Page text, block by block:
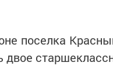
поселка
двое